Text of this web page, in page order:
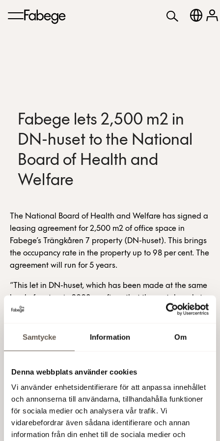
Samtycke Information Om
Denna webbplats använder cookies
Vi använder enhetsidentifierare för att anpassa innehållet
och annonserna till användarna, tillhandahålla funktioner
för sociala medier och analysera vår trafik. Vi
vidarebefordrar även sådana identifierare och annan
information från din enhet till de sociala medier och
Fabege lets 2,500 m2 in
DN-huset to the National
Board of Health and
Welfare
The National Board of Health and Welfare has signed a
leasing agreement for 2,500 m2 of office space in
Fabege’s Trängkåren 7 property (DN-huset). This brings
the occupancy rate in the property up to 98 per cent. The
agreement will run for 5 years.
“This let in DN-huset, which has been made at the same
level of rent as in 2008, confirms that the rental market
remains stable in Stockholm,” Christian Hermelin,
“We will now take the next step in the development of
obtain building rights for about 10,000 m2 of residential
Fabege AB (publ)